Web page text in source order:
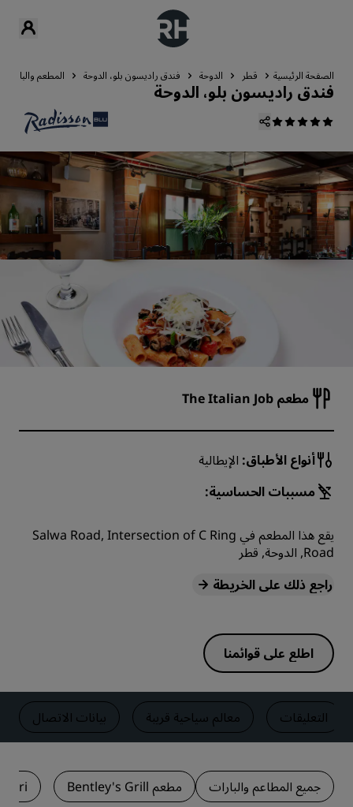
الصفحة الرئيسية قطر الدوحة فندق راديسون بلو، الدوحة المطعم والبار
فندق راديسون بلو، الدوحة
مطعم The Italian Job
أنواع الأطباق: الإيطالية
مسببات الحساسية:
يقع هذا المطعم في Salwa Road, Intersection of C Ring
Road, الدوحة, قطر
راجع ذلك على الخريطة
اطلع على قوائمنا
التعليقات معالم سياحية قريبة بيانات الاتصال
جميع المطاعم والبارات مطعم Bentley's Grill